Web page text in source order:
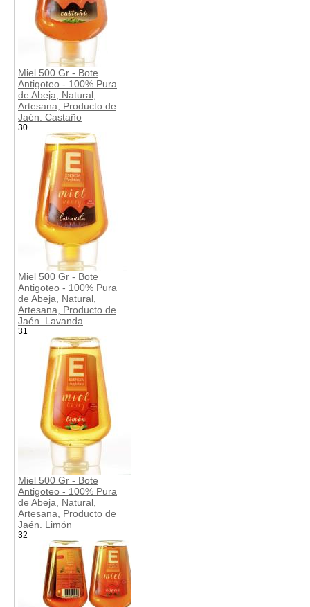
Miel 500 Gr - Bote
Antigoteo - 100% Pura
de Abeja, Natural,
Artesana, Producto de
Jaén. Castaño
30
Miel 500 Gr - Bote
Antigoteo - 100% Pura
de Abeja, Natural,
Artesana, Producto de
Jaén. Lavanda
31
Miel 500 Gr - Bote
Antigoteo - 100% Pura
de Abeja, Natural,
Artesana, Producto de
Jaén. Limón
32